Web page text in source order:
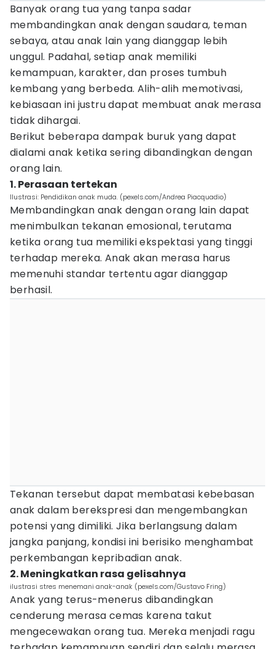
Banyak orang tua yang tanpa sadar
membandingkan anak dengan saudara, teman
sebaya, atau anak lain yang dianggap lebih
unggul. Padahal, setiap anak memiliki
kemampuan, karakter, dan proses tumbuh
kembang yang berbeda. Alih-alih memotivasi,
kebiasaan ini justru dapat membuat anak merasa
tidak dihargai.
Berikut beberapa dampak buruk yang dapat
dialami anak ketika sering dibandingkan dengan
orang lain.
1. Perasaan tertekan
Ilustrasi: Pendidikan anak muda. (pexels.com/Andrea Piacquadio)
Membandingkan anak dengan orang lain dapat
menimbulkan tekanan emosional, terutama
ketika orang tua memiliki ekspektasi yang tinggi
terhadap mereka. Anak akan merasa harus
memenuhi standar tertentu agar dianggap
berhasil.
Tekanan tersebut dapat membatasi kebebasan
anak dalam berekspresi dan mengembangkan
potensi yang dimiliki. Jika berlangsung dalam
jangka panjang, kondisi ini berisiko menghambat
perkembangan kepribadian anak.
2. Meningkatkan rasa gelisahnya
ilustrasi stres menemani anak-anak (pexels.com/Gustavo Fring)
Anak yang terus-menerus dibandingkan
cenderung merasa cemas karena takut
mengecewakan orang tua. Mereka menjadi ragu